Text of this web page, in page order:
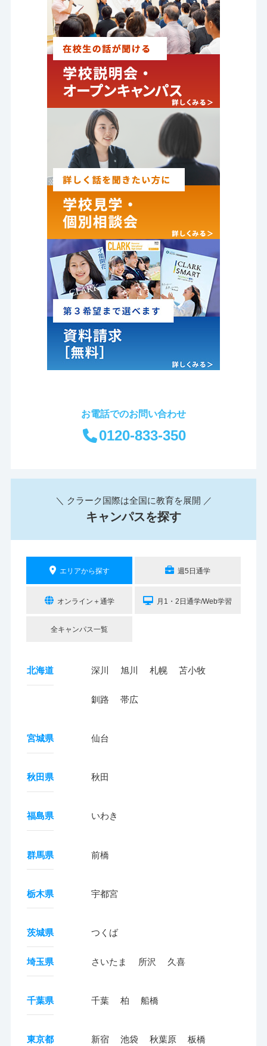
お電話でのお問い合わせ
0120-833-350
＼ クラーク国際は全国に教育を展開 ／
キャンパスを探す
エリアから探す 週5日通学
オンライン＋通学 月1・2日通学/Web学習
全キャンパス一覧
北海道 深川 旭川 札幌 苫小牧
釧路 帯広
宮城県 仙台
秋田県 秋田
福島県 いわき
群馬県 前橋
栃木県 宇都宮
茨城県 つくば
埼玉県 さいたま 所沢 久喜
千葉県 千葉 柏 船橋
東京都 新宿 池袋 秋葉原 板橋